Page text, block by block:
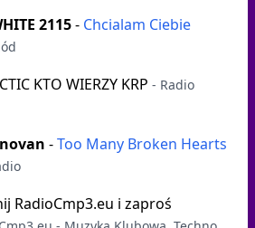
2115- Chcialam Ciebie
KTO WIERZY KRP - Radio
-Too Many Broken Hearts
RadioCmp3.eu i zaproś